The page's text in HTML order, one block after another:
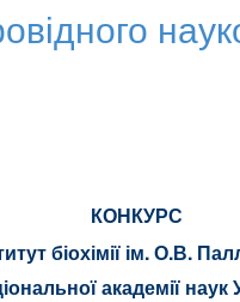
КОНКУРС
біохімії ім. О.В.
академії наук